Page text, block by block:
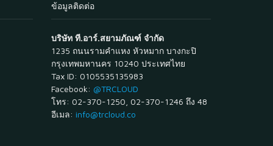
ข้อมูลติดต่อ
บริษัท ที.อาร์.สยามภัณฑ์ จำกัด
1235 ถนนรามคำแหง หัวหมาก บางกะปิ
กรุงเทพมหานคร 10240 ประเทศไทย
Tax ID: 0105535135983
Facebook: @TRCLOUD
โทร: 02-370-1250, 02-370-1246 ถึง 48
อีเมล: info@trcloud.co